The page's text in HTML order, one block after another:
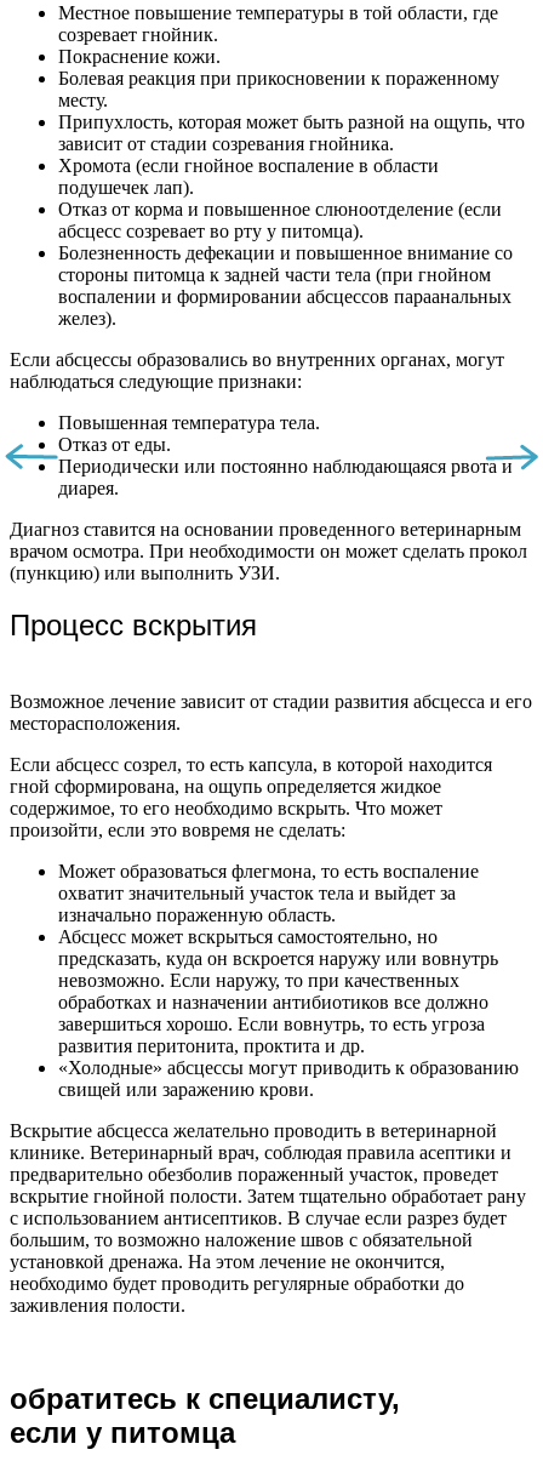
Местное повышение температуры в той области, где
созревает гнойник.
Покраснение кожи.
Болевая реакция при прикосновении к пораженному
месту.
Припухлость, которая может быть разной на ощупь, что
зависит от стадии созревания гнойника.
Хромота (если гнойное воспаление в области
подушечек лап).
Отказ от корма и повышенное слюноотделение (если
абсцесс созревает во рту у питомца).
Болезненность дефекации и повышенное внимание со
стороны питомца к задней части тела (при гнойном
воспалении и формировании абсцессов параанальных
желез).
Если абсцессы образовались во внутренних органах, могут
наблюдаться следующие признаки:
Повышенная температура тела.
Отказ от еды.
Периодически или постоянно наблюдающаяся рвота и
диарея.
Диагноз ставится на основании проведенного ветеринарным
врачом осмотра. При необходимости он может сделать прокол
(пункцию) или выполнить УЗИ.
Процесс вскрытия
Возможное лечение зависит от стадии развития абсцесса и его
месторасположения.
Если абсцесс созрел, то есть капсула, в которой находится
гной сформирована, на ощупь определяется жидкое
содержимое, то его необходимо вскрыть. Что может
произойти, если это вовремя не сделать:
Может образоваться флегмона, то есть воспаление
охватит значительный участок тела и выйдет за
изначально пораженную область.
Абсцесс может вскрыться самостоятельно, но
предсказать, куда он вскроется наружу или вовнутрь
невозможно. Если наружу, то при качественных
обработках и назначении антибиотиков все должно
завершиться хорошо. Если вовнутрь, то есть угроза
развития перитонита, проктита и др.
«Холодные» абсцессы могут приводить к образованию
свищей или заражению крови.
Вскрытие абсцесса желательно проводить в ветеринарной
клинике. Ветеринарный врач, соблюдая правила асептики и
предварительно обезболив пораженный участок, проведет
вскрытие гнойной полости. Затем тщательно обработает рану
с использованием антисептиков. В случае если разрез будет
большим, то возможно наложение швов с обязательной
установкой дренажа. На этом лечение не окончится,
необходимо будет проводить регулярные обработки до
заживления полости.
обратитесь к специалисту,
если у питомца